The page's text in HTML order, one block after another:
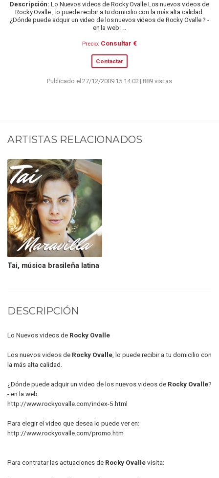
Descripción: Lo Nuevos videos de Rocky Ovalle Los nuevos videos de
Rocky Ovalle , lo puede recibir a tu domicilio con la más alta calidad.
¿Dónde puede adquir un video de los nuevos videos de Rocky Ovalle ? -
en la web: ...
Precio: Consultar €
Contactar
Publicado el 27/12/2009 15:14:02 | 889 visitas
ARTISTAS RELACIONADOS
Tai, música brasileña latina
DESCRIPCIÓN
Lo Nuevos videos de Rocky Ovalle
Los nuevos videos de Rocky Ovalle, lo puede recibir a tu domicilio con
la más alta calidad.
¿Dónde puede adquir un video de los nuevos videos de Rocky Ovalle?
- en la web:
http://www.rockyovalle.com/index-5.html
Para elegir el video que desea lo puede ver en:
http://www.rockyovalle.com/promo.htm
Para contratar las actuaciones de Rocky Ovallevisita: